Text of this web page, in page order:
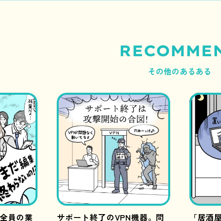
その他のあるある
員の業 サポート終了のVPN機器。問 「居酒